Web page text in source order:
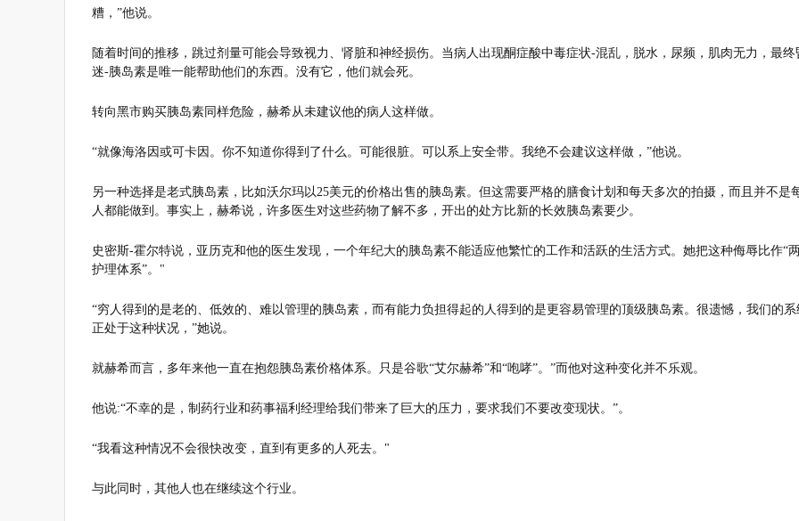
糟，”他说。
随着时间的推移，跳过剂量可能会导致视力、肾脏和神经损伤。当病人出现酮症酸中毒症状-混乱，脱水，尿频，肌肉无力，最终
迷-胰岛素是唯一能帮助他们的东西。没有它，他们就会死。
转向黑市购买胰岛素同样危险，赫希从未建议他的病人这样做。
“就像海洛因或可卡因。你不知道你得到了什么。可能很脏。可以系上安全带。我绝不会建议这样做，”他说。
另一种选择是老式胰岛素，比如沃尔玛以25美元的价格出售的胰岛素。但这需要严格的膳食计划和每天多次的拍摄，而且并不是
人都能做到。事实上，赫希说，许多医生对这些药物了解不多，开出的处方比新的长效胰岛素要少。
史密斯-霍尔特说，亚历克和他的医生发现，一个年纪大的胰岛素不能适应他繁忙的工作和活跃的生活方式。她把这种侮辱比作“
护理体系”。"
“穷人得到的是老的、低效的、难以管理的胰岛素，而有能力负担得起的人得到的是更容易管理的顶级胰岛素。很遗憾，我们的系
正处于这种状况，”她说。
就赫希而言，多年来他一直在抱怨胰岛素价格体系。只是谷歌“艾尔赫希”和“咆哮”。”而他对这种变化并不乐观。
他说:“不幸的是，制药行业和药事福利经理给我们带来了巨大的压力，要求我们不要改变现状。”。
“我看这种情况不会很快改变，直到有更多的人死去。"
与此同时，其他人也在继续这个行业。